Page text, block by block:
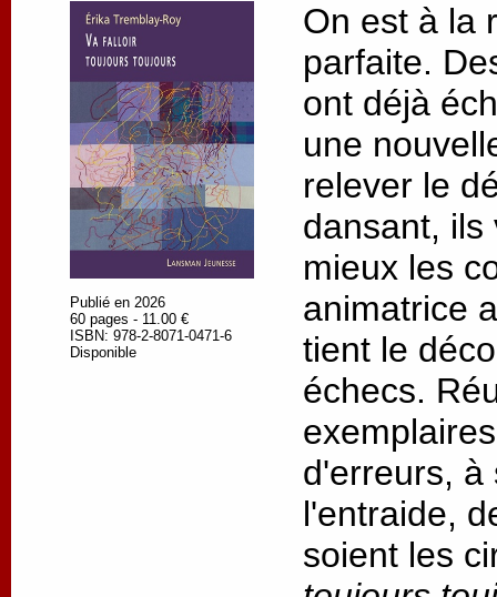
Publié en 2026
60 pages - 11.00 €
ISBN: 978-2-8071-0471-6
Disponible
On est à la
parfaite.
ont déjà
une
relever le
dansant, ils
mieux les
animatrice
tient le
échecs.
d'erreurs, à
l'entraide,
soient les